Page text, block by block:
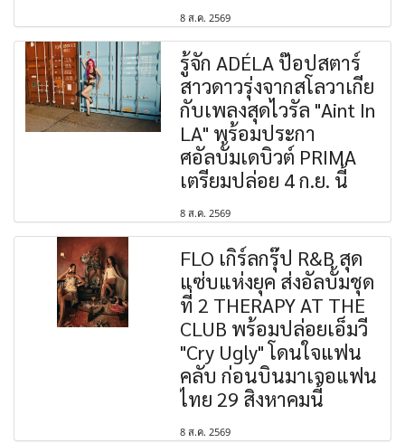
8 ส.ค. 2569
รู้จัก ADÉLA ป๊อปสตาร์
สาวดาวรุ่งจากสโลวาเกีย
กับเพลงสุดไวรัล "Aint In
LA" พร้อมประกา
ศอัลบั้มเดบิวต์ PRIMA
เตรียมปล่อย 4 ก.ย. นี้
8 ส.ค. 2569
FLO เกิร์ลกรุ๊ป R&B สุด
แซ่บแห่งยุค ส่งอัลบั้มชุด
ที่ 2 THERAPY AT THE
CLUB พร้อมปล่อยเอ็มวี
"Cry Ugly" โดนใจแฟน
คลับ ก่อนบินมาเจอแฟน
ไทย 29 สิงหาคมนี้
8 ส.ค. 2569